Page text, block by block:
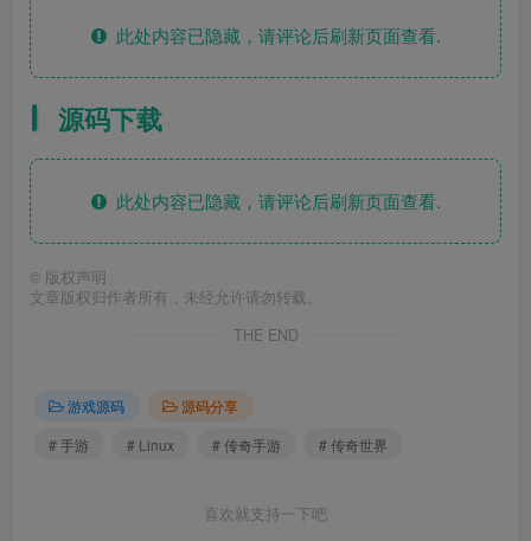
此处内容已隐藏，请评论后刷新页面查看.
源码下载
此处内容已隐藏，请评论后刷新页面查看.
© 版权声明
文章版权归作者所有，未经允许请勿转载。
THE END
游戏源码
源码分享
# 手游
# Linux # 传奇手游 # 传奇世界
喜欢就支持一下吧